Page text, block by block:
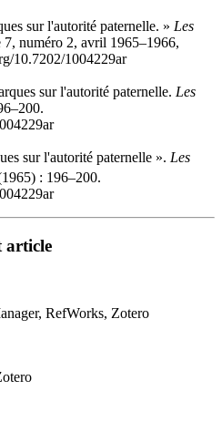
sur l'autorité paternelle. » Les
7, numéro 2, avril 1965–1966,
10.7202/1004229ar
sur l'autorité paternelle. Les
sur l'autorité paternelle ». Les
: 196–200.
article
RefWorks, Zotero